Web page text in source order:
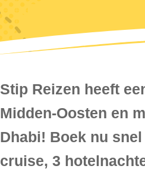
Stip Reizen heeft
Midden-Oosten en
Dhabi! Boek nu
cruise, 3